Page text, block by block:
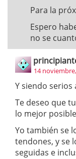
Para la
Espero
no se
14
Y siendo
Te deseo que
lo mejor
Yo también se
tendones, y se
seguidas e